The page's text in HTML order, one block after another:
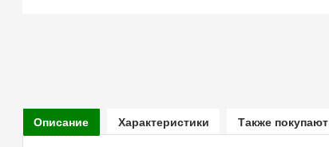
Описание Характеристики Также покупают